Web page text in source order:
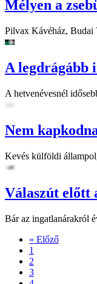
Mélyen a
Pilvax Kávéház, Budai
A legdrágább
A hetvenévesnél
Nem
Kevés külföldi
Válaszút előtt
Bár az ingatlanárakról
« Előző
1
2
3